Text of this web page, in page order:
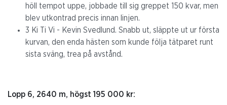
höll tempot uppe, jobbade till sig greppet 150 kvar, men
blev utkontrad precis innan linjen.
3 Ki Ti Vi - Kevin Svedlund. Snabb ut, släppte ut ur första
kurvan, den enda hästen som kunde följa tätparet runt
sista sväng, trea på avstånd.
Lopp 6, 2640 m, högst 195 000 kr: